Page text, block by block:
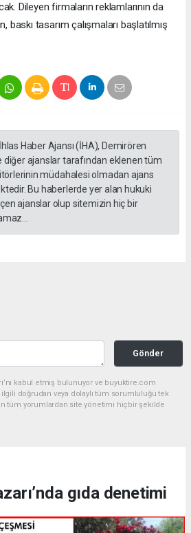
Dileyen firmaların reklamlarının da
baskı tasarım çalışmaları başlatılmış
Haber Ajansı (İHA), Demirören
diğer ajanslar tarafından eklenen tüm
müdahalesi olmadan ajans
Bu haberlerde yer alan hukuki
ajanslar olup sitemizin hiç bir
Gönder
kabul etmiş bulunuyor ve buyuktire.com
ilgili doğrudan veya dolaylı tüm sorumluluğu tek
tüm yorumlardan site yönetimi hiçbir şekilde
gıda denetimi